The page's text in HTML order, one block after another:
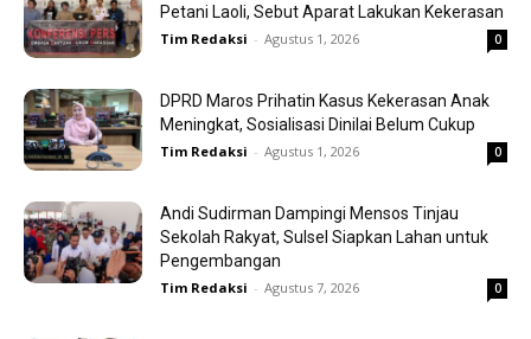
Petani Laoli, Sebut Aparat Lakukan Kekerasan
Tim Redaksi - Agustus 1, 2026 0
DPRD Maros Prihatin Kasus Kekerasan Anak
Meningkat, Sosialisasi Dinilai Belum Cukup
Tim Redaksi - Agustus 1, 2026 0
Andi Sudirman Dampingi Mensos Tinjau
Sekolah Rakyat, Sulsel Siapkan Lahan untuk
Pengembangan
Tim Redaksi - Agustus 7, 2026 0